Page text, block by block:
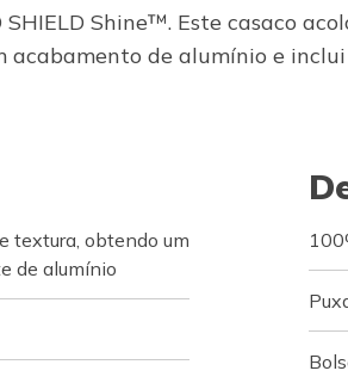
SHIELD Shine™. Este casaco
acabamento de alumínio e
textura, obtendo um
de alumínio